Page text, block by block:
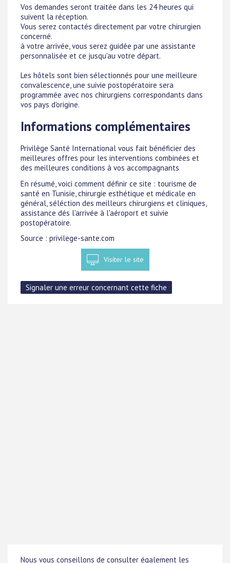
Vos demandes seront traitée dans les 24 heures qui
suivent la réception.
Vous serez contactés directement par votre chirurgien
concerné.
à votre arrivée, vous serez guidée par une assistante
personnalisée et ce jusqu'au votre départ.
Les hôtels sont bien sélectionnés pour une meilleure
convalescence, une suivie postopératoire sera
programmée avec nos chirurgiens correspondants dans
vos pays d'origine.
Informations complémentaires
Privilège Santé International vous fait bénéficier des
meilleures offres pour les interventions combinées et
des meilleures conditions à vos accompagnants
En résumé, voici comment définir ce site : tourisme de
santé en Tunisie, chirurgie esthétique et médicale en
général, séléction des meilleurs chirurgiens et cliniques,
assistance dés l'arrivée à l'aéroport et suivie
postopératoire.
Source : privilege-sante.com
Visiter le site
Nous vous conseillons de consulter également les